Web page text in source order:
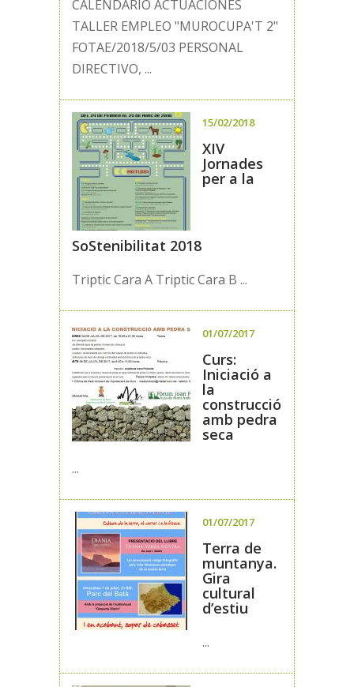
CALENDARIO ACTUACIONES
TALLER EMPLEO "MUROCUPA'T 2"
FOTAE/2018/5/03 PERSONAL
DIRECTIVO, ...
15/02/2018
XIV
Jornades
per a la
SoStenibilitat 2018
Triptic Cara A Triptic Cara B ...
01/07/2017
Curs:
Iniciació a
la
construcció
amb pedra
seca
...
01/07/2017
Terra de
muntanya.
Gira
cultural
d’estiu
...